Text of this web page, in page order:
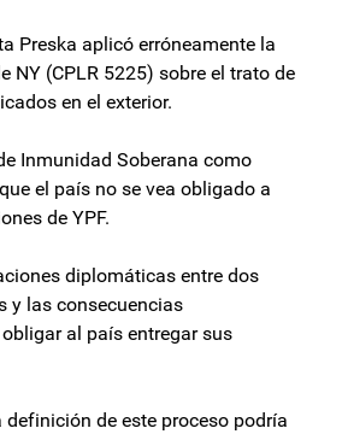
Preska aplicó erróneamente la
NY (CPLR 5225) sobre el trato de
en el exterior.
Inmunidad Soberana como
el país no se vea obligado a
de YPF.
diplomáticas entre dos
y las consecuencias
al país entregar sus
definición de este proceso podría